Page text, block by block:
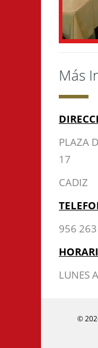
Más
PLAZA
17
CADIZ
956
LUNES
©